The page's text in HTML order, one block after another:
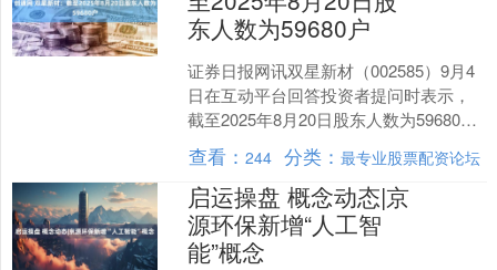
东人数为59680户
证券日报网讯双星新材（002585）9月4
日在互动平台回答投资者提问时表示，
截至2025年8月20日股东人数为59680
户。....
查看： 244 分类： 最专业股票配资论坛
启运操盘 概念动态|京
源环保新增“人工智
能”概念